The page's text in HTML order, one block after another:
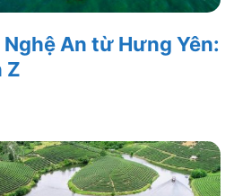
An từ Hưng Yên:
Z